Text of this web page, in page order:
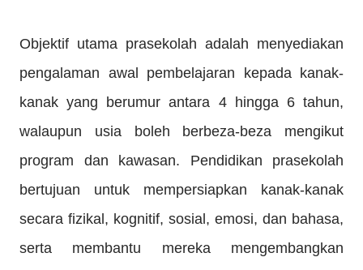
Objektif utama prasekolah adalah menyediakan
pengalaman awal pembelajaran kepada kanak-
kanak yang berumur antara 4 hingga 6 tahun,
walaupun usia boleh berbeza-beza mengikut
program dan kawasan. Pendidikan prasekolah
bertujuan untuk mempersiapkan kanak-kanak
secara fizikal, kognitif, sosial, emosi, dan bahasa,
serta membantu mereka mengembangkan